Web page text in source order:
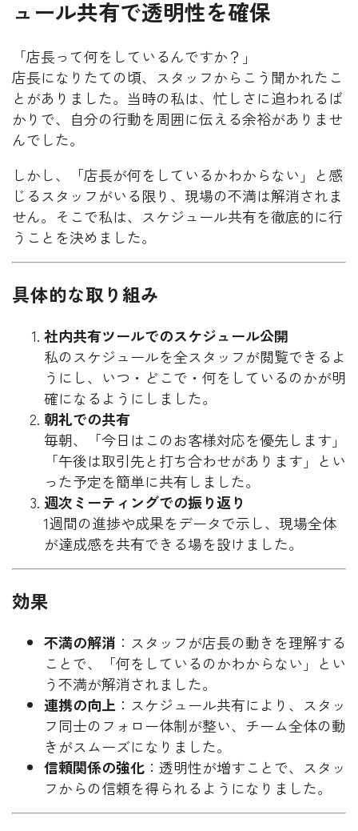
ュール共有で透明性を確保
「店長って何をしているんですか？」
店長になりたての頃、スタッフからこう聞かれたこ
とがありました。当時の私は、忙しさに追われるば
かりで、自分の行動を周囲に伝える余裕がありませ
んでした。
しかし、「店長が何をしているかわからない」と感
じるスタッフがいる限り、現場の不満は解消されま
せん。そこで私は、スケジュール共有を徹底的に行
うことを決めました。
具体的な取り組み
社内共有ツールでのスケジュール公開
私のスケジュールを全スタッフが閲覧できるよ
うにし、いつ・どこで・何をしているのかが明
確になるようにしました。
朝礼での共有
毎朝、「今日はこのお客様対応を優先します」
「午後は取引先と打ち合わせがあります」とい
った予定を簡単に共有しました。
週次ミーティングでの振り返り
1週間の進捗や成果をデータで示し、現場全体
が達成感を共有できる場を設けました。
効果
不満の解消 ：スタッフが店長の動きを理解する
ことで、「何をしているのかわからない」とい
う不満が解消されました。
連携の向上 ：スケジュール共有により、スタッ
フ同士のフォロー体制が整い、チーム全体の動
きがスムーズになりました。
信頼関係の強化 ：透明性が増すことで、スタッ
フからの信頼を得られるようになりました。